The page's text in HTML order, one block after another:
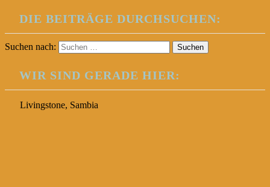
DIE BEITRÄGE DURCHSUCHEN:
Suchen nach:
WIR SIND GERADE HIER:
Livingstone, Sambia